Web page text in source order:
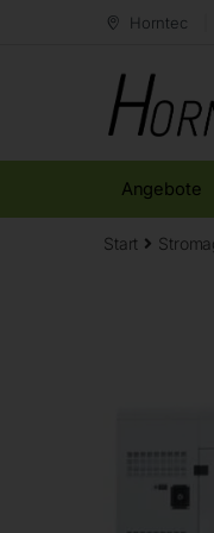
Horntec
Angebote
Start